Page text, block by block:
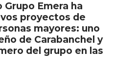
Emera ha
proyectos de
mayores: uno
de Carabanchel y
del grupo en las